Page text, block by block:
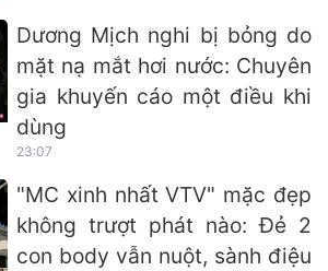
Dương Mịch nghi bị bỏng do
mặt nạ mắt hơi nước: Chuyên
gia khuyến cáo một điều khi
dùng
23:07
"MC xinh nhất VTV" mặc đẹp
không trượt phát nào: Đẻ 2
con body vẫn nuột, sành điệu